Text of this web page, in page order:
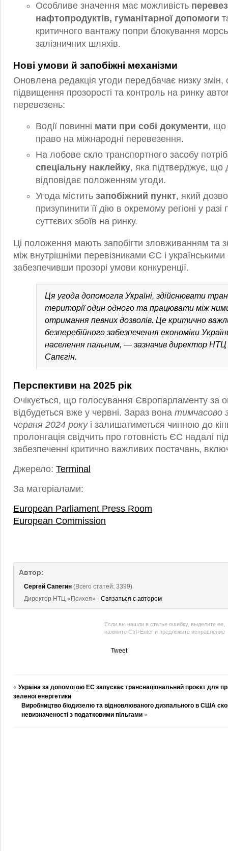
Особливе значення має можливість
нафтопродуктів, гуманітарної допомоги
критичного вантажу попри блокування
залізничних шляхів.
Нові умови й запобіжні механізми
Оновлена редакція угоди передбачає низку
підвищення прозорості та контроль на ринку
перевезень:
Водії повинні мати при собі документи, що
право на міжнародні перевезення.
На лобове скло транспортного засобу
спеціальну наклейку, яка підтверджує, що
відповідає положенням угоди.
Угода містить запобіжний пункт, який
призупинити її дію в окремому регіоні у
суттєвих збоїв на ринку.
Ці положення мають запобігти зловживанням та
між внутрішніми перевізниками ЄС і
забезпечивши прозорі умови конкуренції.
Ця угода допомогла Україні, здійснювати
території один одного та працювати між
отримання певних дозволів. Це критично
безперебійного забезпечення економіки
населення пальним, — зазначив директор НТЦ
Сапєгін.
Перспективи на 2025 рік
Очікується, що голосування Європарламенту за
відбудеться вже у червні. Зараз вона тимчасово
червня 2024 рокуі залишатиметься чинною до
пролонгація свідчить про готовність ЄС надалі
забезпеченні критично важливих постачань,
Джерело: Terminal
За матеріалами:
European Parliament Press Room
European Commission
Автор:
Сергей Сапегин (Всего статей: 3399)
Директор НТЦ «Психея»
Связаться с автором
Если вы нашли в статье ошибку, выделите ее,
нажмите Ctrl+Enter и предложите исправление
Tweet
« Україна за допомогою ЕС запускає транснаціональний проєкт для
зеленої енергетики
Виробництво біодизелю та відновлюваного дизпального в США
невизначеності з податковими пільгами »